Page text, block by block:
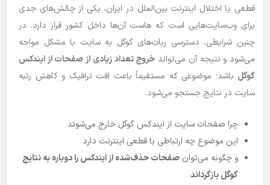
قطعی یا اختلال اینترنت بین‌الملل در ایران، یکی از چالش‌های جدی
برای وب‌سایت‌هایی است که هاست آن‌ها داخل کشور قرار دارد. در
چنین شرایطی، دسترسی ربات‌های گوگل به سایت با مشکل مواجه
می‌شود و نتیجه آن می‌تواند خروج تعداد زیادی از صفحات از ایندکس
گوگل باشد؛ موضوعی که مستقیماً باعث افت ترافیک و کاهش رتبه
سایت در نتایج جستجو می‌شود.
چرا صفحات سایت از ایندکس گوگل خارج می‌شوند
این موضوع چه ارتباطی با قطعی اینترنت دارد
و چگونه می‌توان صفحات حذف‌شده از ایندکس را دوباره به نتایج
گوگل بازگرداند